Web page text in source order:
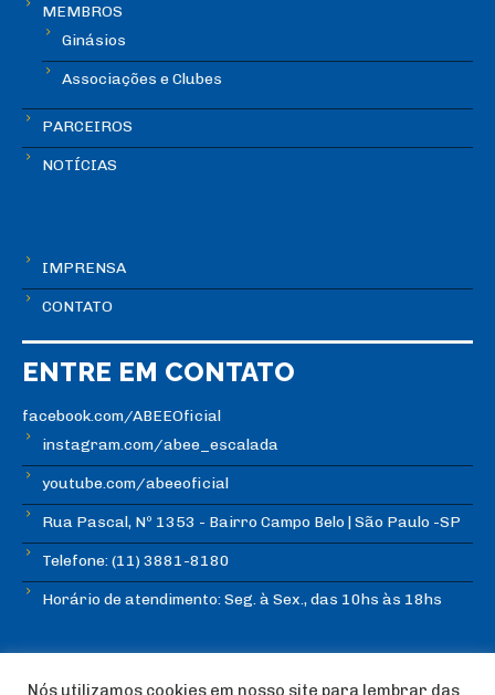
MEMBROS
Ginásios
Associações e Clubes
PARCEIROS
NOTÍCIAS
IMPRENSA
CONTATO
ENTRE EM CONTATO
facebook.com/ABEEOficial
instagram.com/abee_escalada
youtube.com/abeeoficial
Rua Pascal, Nº 1353 - Bairro Campo Belo | São Paulo -SP
Telefone: (11) 3881-8180
Horário de atendimento: Seg. à Sex., das 10hs às 18hs
Nós utilizamos cookies em nosso site para lembrar das